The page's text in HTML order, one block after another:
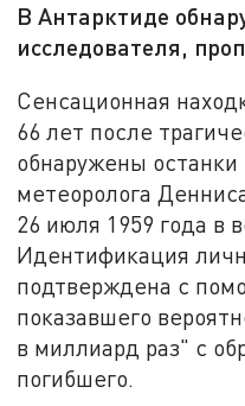
В Антарктиде
исследователя,
Сенсационная
66 лет после
обнаружены останки
метеоролога
26 июля 1959 года в
Идентификация
подтверждена с
показавшего
в миллиард раз" с
погибшего.